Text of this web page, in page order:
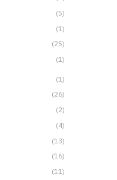
(5)
(1)
(25)
(1)
(1)
(26)
(2)
(4)
(13)
(16)
(11)